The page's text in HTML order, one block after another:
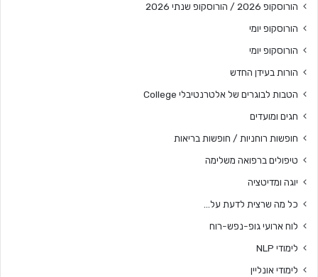
הורוסקופ 2026 / הורוסקופ שנתי 2026
הורוסקופ יומי
הורוסקופ יומי
הורות בעידן החדש
הטבות לבוגרים של אלטרנטיבלי College
חגים ומועדים
חופשות רוחניות / חופשות בריאות
טיפולים ברפואה משלימה
יוגה ומדיטציה
כל מה שרצית לדעת על…
לוח ארועי גופ-נפש-רוח
לימודי NLP
לימודי אונליין